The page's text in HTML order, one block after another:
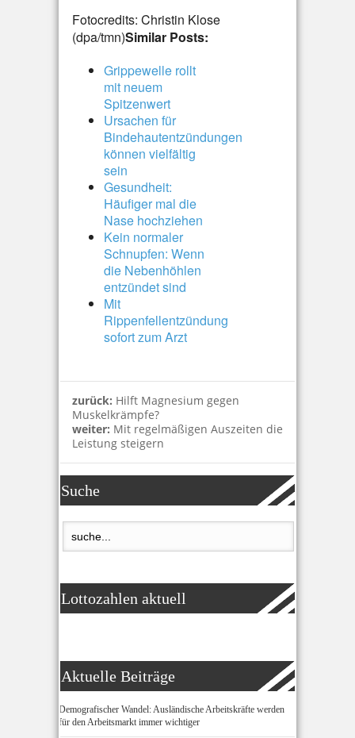
Fotocredits: Christin Klose
(dpa/tmn)Similar Posts:
Grippewelle rollt
mit neuem
Spitzenwert
Ursachen für
Bindehautentzündungen
können vielfältig
sein
Gesundheit:
Häufiger mal die
Nase hochziehen
Kein normaler
Schnupfen: Wenn
die Nebenhöhlen
entzündet sind
Mit
Rippenfellentzündung
sofort zum Arzt
zurück: Hilft Magnesium gegen
Muskelkrämpfe?
weiter: Mit regelmäßigen Auszeiten die
Leistung steigern
Suche
Lottozahlen aktuell
Aktuelle Beiträge
Demografischer Wandel: Ausländische Arbeitskräfte werden
für den Arbeitsmarkt immer wichtiger